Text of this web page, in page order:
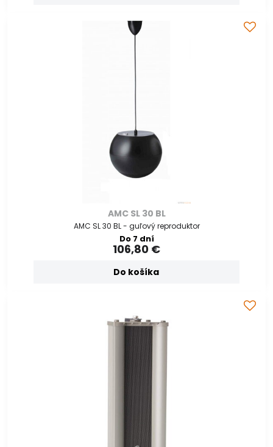
AMC SL 30 BL
AMC SL 30 BL - guľový reproduktor
Do 7 dní
106,80 €
Do košíka